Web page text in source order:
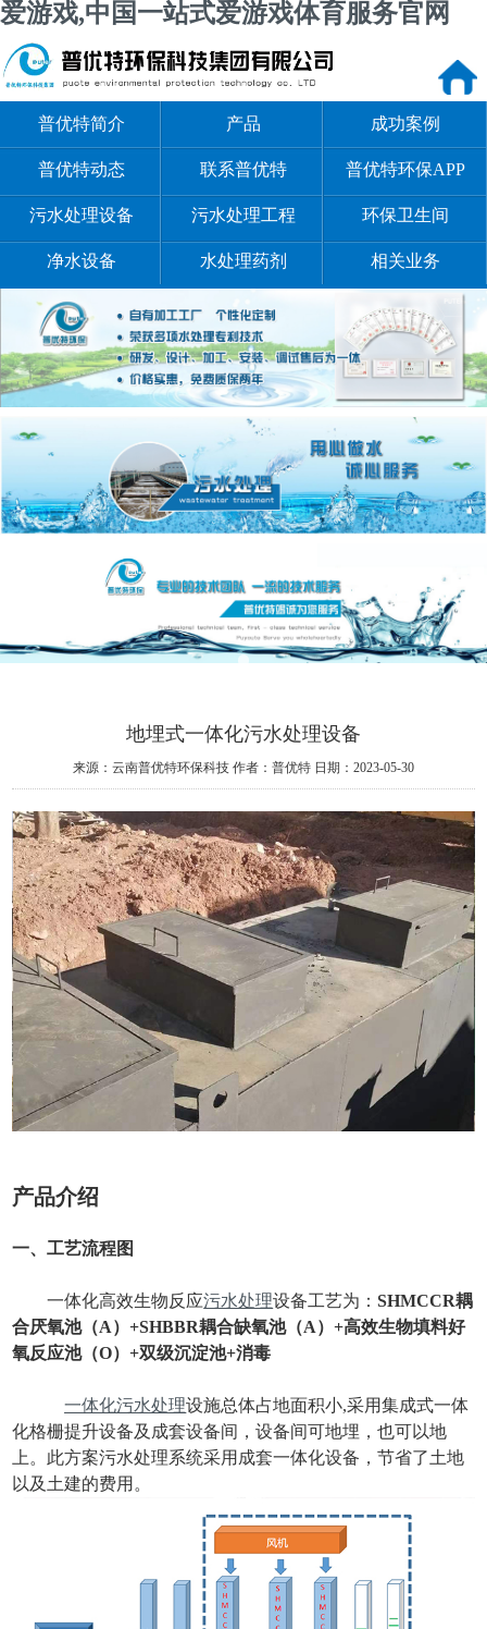
爱游戏,中国一站式爱游戏体育服务官网
普优特简介 产品 成功案例
普优特动态 联系普优特 普优特环保APP
污水处理设备 污水处理工程 环保卫生间
净水设备 水处理药剂 相关业务
地埋式一体化污水处理设备
来源：云南普优特环保科技 作者：普优特 日期：2023-05-30
产品介绍
一、工艺流程图
一体化高效生物反应污水处理设备工艺为：SHMCCR耦
合厌氧池（A）+SHBBR耦合缺氧池（A）+高效生物填料好
氧反应池（O）+双级沉淀池+消毒
一体化污水处理设施总体占地面积小,采用集成式一体
化格栅提升设备及成套设备间，设备间可地埋，也可以地
上。此方案污水处理系统采用成套一体化设备，节省了土地
以及土建的费用。